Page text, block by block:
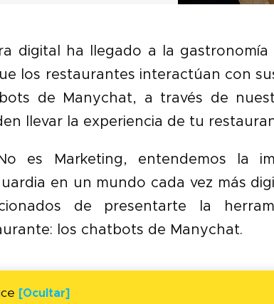
digital ha llegado a la
los restaurantes interactúan con
de Manychat, a través de
llevar la experiencia de tu
es Marketing, entendemos la
en un mundo cada vez más
de presentarte la
los chatbots de Manychat.
[Ocultar]